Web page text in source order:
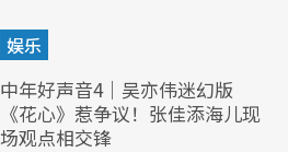
娱乐
中年好声音4｜吴亦伟迷幻版
《花心》惹争议！张佳添海儿现
场观点相交锋